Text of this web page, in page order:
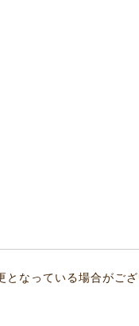
なっている場合がご